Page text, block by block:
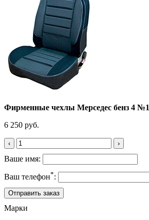
Фирменные чехлы Мерседес бенз 4 №1
6 250 руб.
‹ ›
Ваше имя:
Ваш телефон*:
Марки